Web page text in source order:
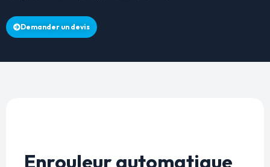
Demander un devis
Enrouleur automatique